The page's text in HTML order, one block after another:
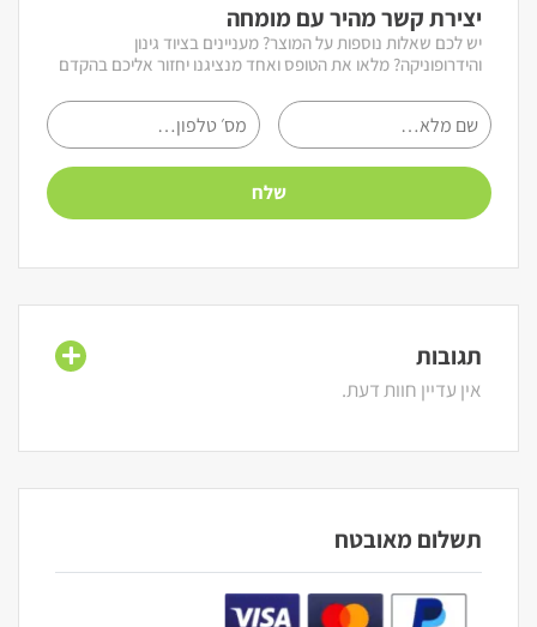
יצירת קשר מהיר עם מומחה
יש לכם שאלות נוספות על המוצר? מעניינים בציוד גינון
והידרופוניקה? מלאו את הטופס ואחד מנציגנו יחזור אליכם בהקדם
תגובות
אין עדיין חוות דעת.
תשלום מאובטח